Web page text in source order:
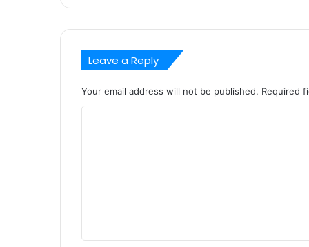
Leave a Reply
Your email address will not be published. Required
t